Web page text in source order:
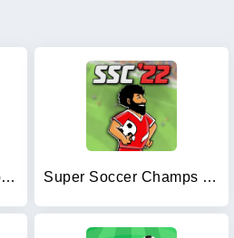
Puppet Soccer: Champs League Super Soccer Champs '22 (Ads)